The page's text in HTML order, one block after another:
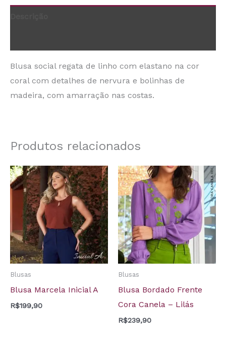
Blusa social regata de linho com elastano na cor
coral com detalhes de nervura e bolinhas de
madeira, com amarração nas costas.
Produtos relacionados
Blusas
Blusa Marcela Inicial A
R$199,90
Blusas
Blusa Bordado Frente
Cora Canela – Lilás
R$239,90